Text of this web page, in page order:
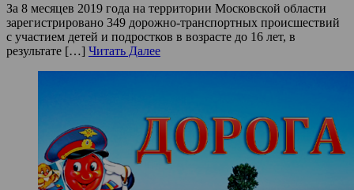
За 8 месяцев 2019 года на территории Московской области
зарегистрировано 349 дорожно-транспортных происшествий
с участием детей и подростков в возрасте до 16 лет, в
результате […] Читать Далее